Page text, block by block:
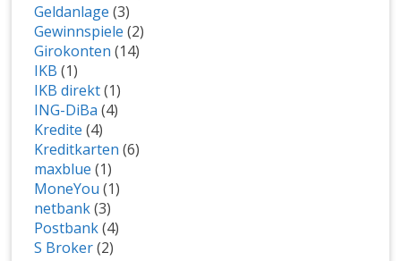
Geldanlage (3)
Gewinnspiele (2)
Girokonten (14)
IKB (1)
IKB direkt(1)
ING-DiBa (4)
Kredite (4)
Kreditkarten (6)
maxblue (1)
MoneYou (1)
netbank(3)
Postbank(4)
S Broker(2)